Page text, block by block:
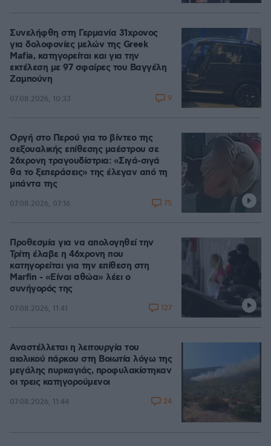
Συνελήφθη στη Γερμανία 31χρονος
για δολοφονίες μελών της Greek
Mafia, κατηγορείται και για την
εκτέλεση με 97 σφαίρες του Βαγγέλη
Ζαμπούνη
07.08.2026, 10:33 9
Οργή στο Περού για το βίντεο της
σεξουαλικής επίθεσης μαέστρου σε
26χρονη τραγουδίστρια: «Σιγά-σιγά
θα το ξεπεράσεις» της έλεγαν από τη
μπάντα της
07.08.2026, 07:16 75
Προθεσμία για να απολογηθεί την
Τρίτη έλαβε η 46χρονη που
κατηγορείται για την επίθεση στη
Marfin - «Είναι αθώα» λέει ο
συνήγορός της
07.08.2026, 11:41 127
Αναστέλλεται η λειτουργία του
αιολικού πάρκου στη Βοιωτία λόγω της
μεγάλης πυρκαγιάς, προφυλακίστηκαν
οι τρεις κατηγορούμενοι
07.08.2026, 11:44 24